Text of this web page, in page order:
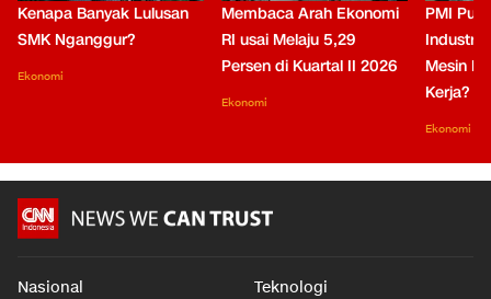
Kenapa Banyak Lulusan
SMK Nganggur?
Ekonomi
Membaca Arah Ekonomi
RI usai Melaju 5,29
Persen di Kuartal II 2026
Ekonomi
PMI
Industri
Mesin
Kerja?
Ekonomi
Nasional Teknologi